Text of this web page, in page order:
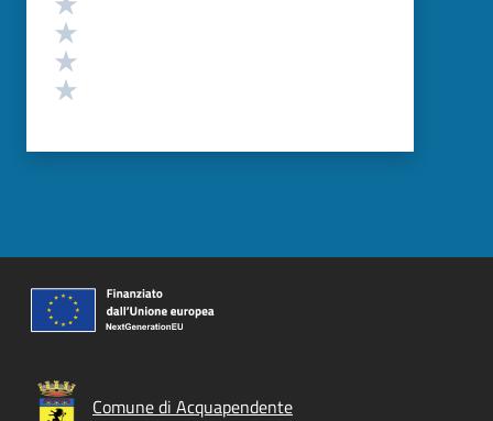
Comune di Acquapendente